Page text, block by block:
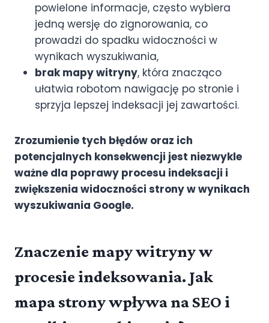
powielone informacje, często wybiera
jedną wersję do zignorowania, co
prowadzi do spadku widoczności w
wynikach wyszukiwania,
brak mapy witryny, która znacząco
ułatwia robotom nawigację po stronie i
sprzyja lepszej indeksacji jej zawartości.
Zrozumienie tych błędów oraz ich
potencjalnych konsekwencji jest niezwykle
ważne dla poprawy procesu indeksacji i
zwiększenia widoczności strony w wynikach
wyszukiwania Google.
Znaczenie mapy witryny w
procesie indeksowania. Jak
mapa strony wpływa na SEO i